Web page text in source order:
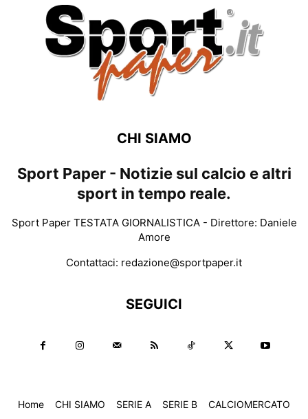
CHI SIAMO
Sport Paper - Notizie sul calcio e altri
sport in tempo reale.
Sport Paper TESTATA GIORNALISTICA - Direttore: Daniele
Amore
Contattaci: redazione@sportpaper.it
SEGUICI
Home CHI SIAMO SERIE A SERIE B CALCIOMERCATO